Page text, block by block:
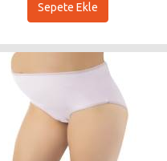
Sepete Ekle